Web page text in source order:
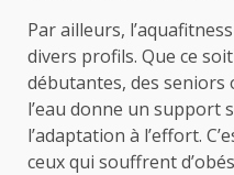
Par ailleurs,
divers profils. Que ce
débutantes, des seniors
l’eau donne un support
l’adaptation à l’effort.
ceux qui souffrent